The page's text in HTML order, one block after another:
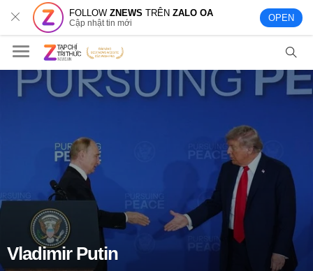
FOLLOWZNEWS TRÊNZALO OA
Cập nhật tin mới OPEN
Vladimir Putin